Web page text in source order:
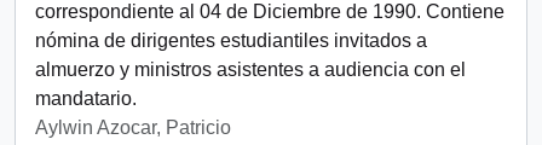
correspondiente al 04 de Diciembre de 1990. Contiene
nómina de dirigentes estudiantiles invitados a
almuerzo y ministros asistentes a audiencia con el
mandatario.
Aylwin Azocar, Patricio